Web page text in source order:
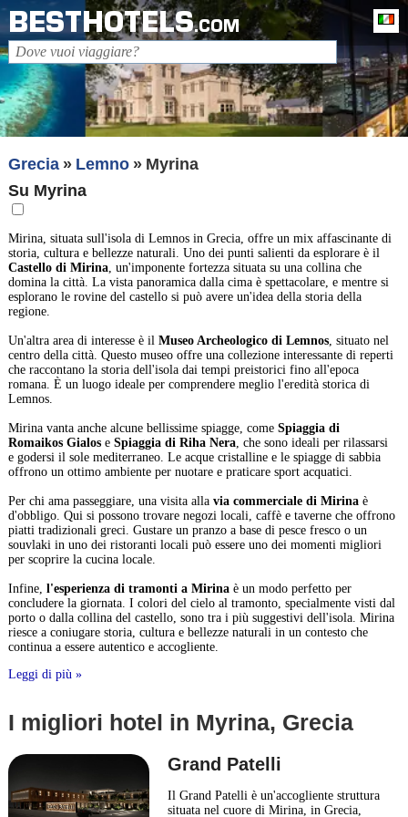
BESTHOTELS.COM
Grecia Lemno
Myrina
Su Myrina
Mirina, situata sull'isola di Lemnos in Grecia, offre un mix affascinante di
storia, cultura e bellezze naturali. Uno dei punti salienti da esplorare è il
Castello di Mirina, un'imponente fortezza situata su una collina che
domina la città. La vista panoramica dalla cima è spettacolare, e mentre si
esplorano le rovine del castello si può avere un'idea della storia della
regione.
Un'altra area di interesse è il Museo Archeologico di Lemnos, situato nel
centro della città. Questo museo offre una collezione interessante di reperti
che raccontano la storia dell'isola dai tempi preistorici fino all'epoca
romana. È un luogo ideale per comprendere meglio l'eredità storica di
Lemnos.
Mirina vanta anche alcune bellissime spiagge, come Spiaggia di
Romaikos Gialose Spiaggia di Riha Nera, che sono ideali per rilassarsi
e godersi il sole mediterraneo. Le acque cristalline e le spiagge di sabbia
offrono un ottimo ambiente per nuotare e praticare sport acquatici.
Per chi ama passeggiare, una visita alla via commerciale di Mirinaè
d'obbligo. Qui si possono trovare negozi locali, caffè e taverne che offrono
piatti tradizionali greci. Gustare un pranzo a base di pesce fresco o un
souvlaki in uno dei ristoranti locali può essere uno dei momenti migliori
per scoprire la cucina locale.
Infine, l'esperienza di tramonti a Mirinaè un modo perfetto per
concludere la giornata. I colori del cielo al tramonto, specialmente visti dal
porto o dalla collina del castello, sono tra i più suggestivi dell'isola. Mirina
riesce a coniugare storia, cultura e bellezze naturali in un contesto che
continua a essere autentico e accogliente.
Leggi di più »
I migliori hotel in Myrina, Grecia
Grand Patelli
Il Grand Patelli è un'accogliente struttura
situata nel cuore di Mirina, in Grecia,